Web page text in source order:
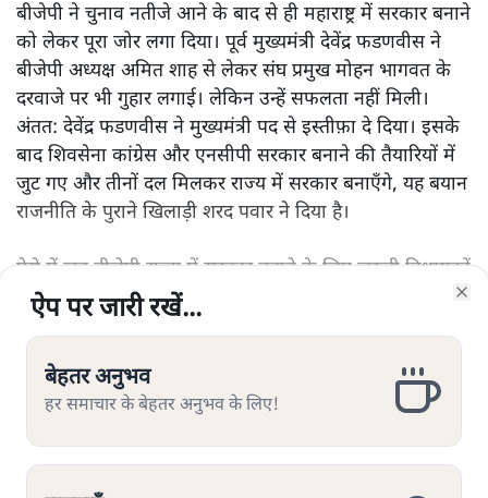
बीजेपी ने चुनाव नतीजे आने के बाद से ही महाराष्ट्र में सरकार बनाने
को लेकर पूरा जोर लगा दिया। पूर्व मुख्यमंत्री देवेंद्र फडणवीस ने
बीजेपी अध्यक्ष अमित शाह से लेकर संघ प्रमुख मोहन भागवत के
दरवाजे पर भी गुहार लगाई। लेकिन उन्हें सफलता नहीं मिली।
अंतत: देवेंद्र फडणवीस ने मुख्यमंत्री पद से इस्तीफ़ा दे दिया। इसके
बाद शिवसेना कांग्रेस और एनसीपी सरकार बनाने की तैयारियों में
जुट गए और तीनों दल मिलकर राज्य में सरकार बनाएँगे, यह बयान
राजनीति के पुराने खिलाड़ी शरद पवार ने दिया है।
ऐसे में जब बीजेपी राज्य में सरकार बनाने के लिए ज़रूरी विधायकों
के आंकड़े से बहुत दूर है और ऐसी ख़बरें आई थीं कि वह राज्य में
फिर से चुनाव होने की बात कह रही है, उसके प्रदेश अध्यक्ष
बनाएगी, किसी के गले नहीं उतर रहा है।
ऐप पर जारी रखें...
बेहतर अनुभव
हर समाचार के बेहतर अनुभव के लिए!
ऐप पर जारी रखें...
बेहतर अनुभव
हर समाचार के बेहतर अनुभव के लिए!
ऐप पर जारी रखें...
बेहतर अनुभव
हर समाचार के बेहतर अनुभव के लिए!
ऐप पर जारी रखें...
बेहतर अनुभव
हर समाचार के बेहतर अनुभव के लिए!
ऐप पर जारी रखें...
बेहतर अनुभव
हर समाचार के बेहतर अनुभव के लिए!
ऐप पर जारी रखें...
बेहतर अनुभव
हर समाचार के बेहतर अनुभव के लिए!
ऐप पर जारी रखें...
बेहतर अनुभव
हर समाचार के बेहतर अनुभव के लिए!
ऐप पर जारी रखें...
बेहतर अनुभव
हर समाचार के बेहतर अनुभव के लिए!